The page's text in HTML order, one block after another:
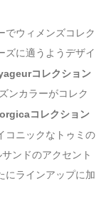
でウィメンズコレク
ズに適うようデザイ
コレクション
ンカラーがコレク
コレクション
コニックなトゥミの
ンドのアクセント
にラインアップに加